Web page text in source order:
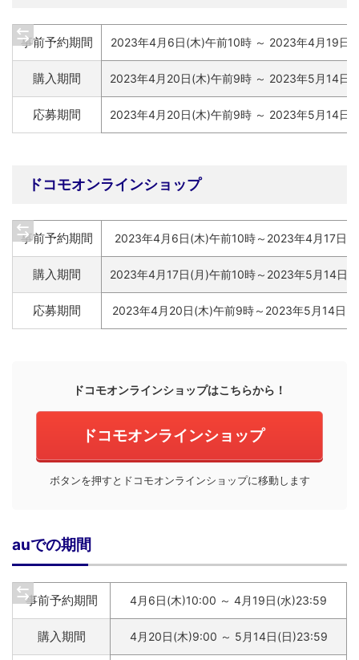
事前予約期間 2023年4月6日(木)午前10時 ～ 2023年4月19日(
購入期間 2023年4月20日(木)午前9時 ～ 2023年5月14日(
応募期間 2023年4月20日(木)午前9時 ～ 2023年5月14日(
ドコモオンラインショップ
事前予約期間 2023年4月6日(木)午前10時～2023年4月17日(
購入期間 2023年4月17日(月)午前10時～2023年5月14日(
応募期間 2023年4月20日(木)午前9時～2023年5月14日(
ドコモオンラインショップはこちらから！
ドコモオンラインショップ
ボタンを押すとドコモオンラインショップに移動します
auでの期間
事前予約期間 4月6日(木)10:00 ～ 4月19日(水)23:59
購入期間 4月20日(木)9:00 ～ 5月14日(日)23:59